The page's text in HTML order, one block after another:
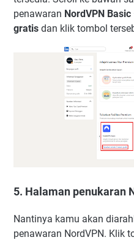
penawaran NordVPN
gratis dan klik tombol
5. Halaman penukaran
Nantinya kamu akan
penawaran NordVPN. Klik